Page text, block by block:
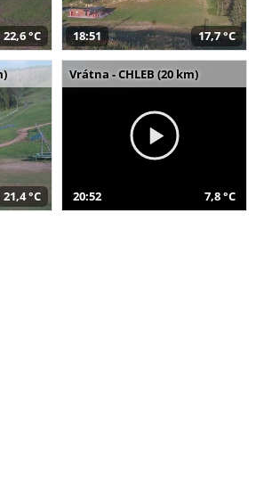
22,6 °C 18:51 17,7 °C
21,4 °C
Vrátna - CHLEB (20 km)
20:52 7,8 °C